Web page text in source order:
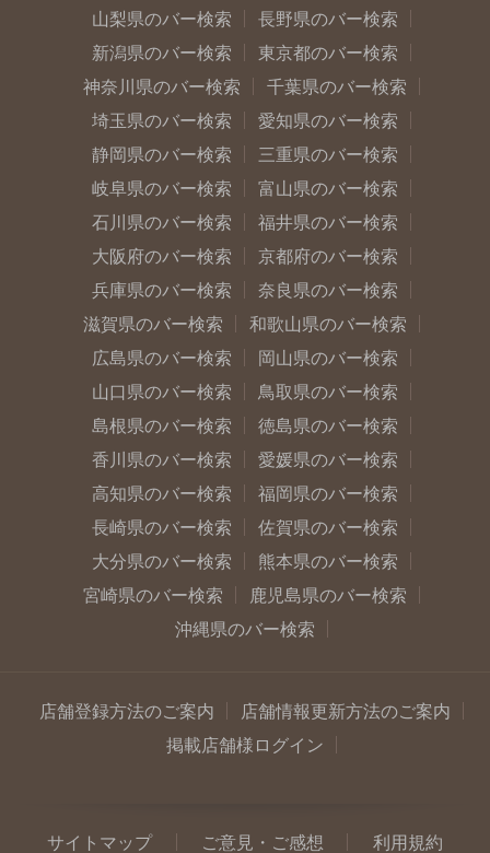
山梨県のバー検索
長野県のバー検索
新潟県のバー検索
東京都のバー検索
神奈川県のバー検索
千葉県のバー検索
埼玉県のバー検索
愛知県のバー検索
静岡県のバー検索
三重県のバー検索
岐阜県のバー検索
富山県のバー検索
石川県のバー検索
福井県のバー検索
大阪府のバー検索
京都府のバー検索
兵庫県のバー検索
奈良県のバー検索
滋賀県のバー検索
和歌山県のバー検索
広島県のバー検索
岡山県のバー検索
山口県のバー検索
鳥取県のバー検索
島根県のバー検索
徳島県のバー検索
香川県のバー検索
愛媛県のバー検索
高知県のバー検索
福岡県のバー検索
長崎県のバー検索
佐賀県のバー検索
大分県のバー検索
熊本県のバー検索
宮崎県のバー検索
鹿児島県のバー検索
沖縄県のバー検索
店舗登録方法のご案内
店舗情報更新方法のご案内
掲載店舗様ログイン
サイトマップ ご意見・ご感想 利用規約